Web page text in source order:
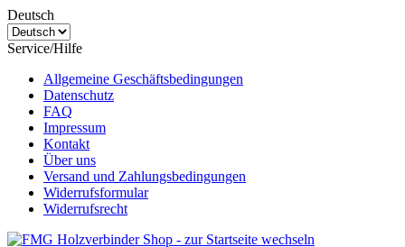
Deutsch
Service/Hilfe
Allgemeine Geschäftsbedingungen
Datenschutz
FAQ
Impressum
Kontakt
Über uns
Versand und Zahlungsbedingungen
Widerrufsformular
Widerrufsrecht